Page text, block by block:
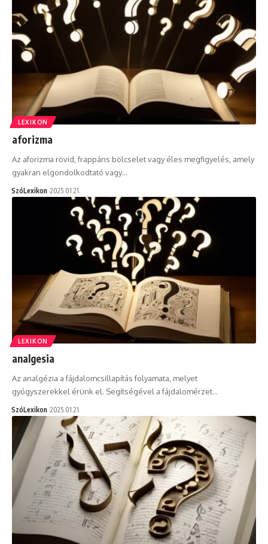
LEXIKON
aforizma
Az aforizma rövid, frappáns bölcselet vagy éles megfigyelés, amely
gyakran elgondolkodtató vagy…
SzóLexikon 2025.01.21.
LEXIKON
analgesia
Az analgézia a fájdalomcsillapítás folyamata, melyet
gyógyszerekkel érünk el. Segítségével a fájdalomérzet…
SzóLexikon 2025.01.21.